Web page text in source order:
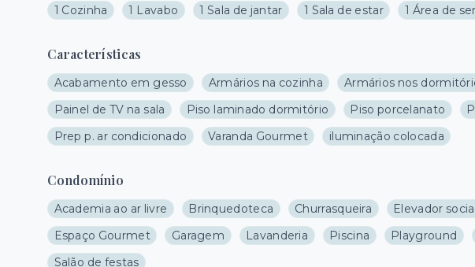
1 Cozinha
1 Lavabo 1 Sala de jantar 1 Sala de estar 1 Área de
Características
Acabamento em gesso Armários na cozinha Armários nos
Painel de TV na sala
Piso laminado dormitório Piso porcelanato
Prep p. ar condicionado
Varanda Gourmet iluminação colocada
Condomínio
Academia ao ar livre Brinquedoteca Churrasqueira Elevador
Espaço Gourmet
Garagem Lavanderia Piscina Playground
Salão de festas